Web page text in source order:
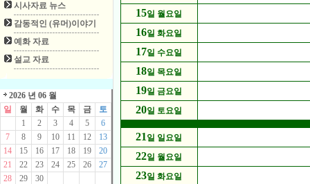
시사자료 뉴스
감동적인 (유머)이야기
예화 자료
설교 자료
2026 년 06 월
일
월 화 수 목 금
토
1
2 3 4 5
6
7
8 9 10 11 12
13
14
15 16 17 18 19
20
21
22 23 24 25 26
27
28
29 30
15일 월요일
16일 화요일
17일 수요일
18일 목요일
19일 금요일
20일 토요일
21 일 일요일
22일 월요일
23일 화요일